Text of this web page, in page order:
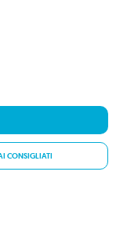
CONSIGLIATI